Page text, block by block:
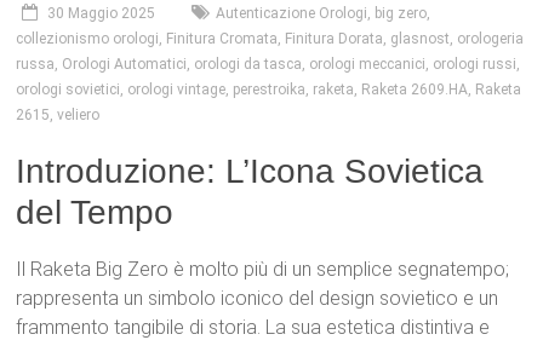
30 Maggio 2025 Autenticazione Orologi, big zero,
collezionismo orologi, Finitura Cromata, Finitura Dorata, glasnost, orologeria
russa, Orologi Automatici, orologi da tasca, orologi meccanici, orologi russi,
orologi sovietici, orologi vintage, perestroika, raketa, Raketa 2609.HA, Raketa
2615,veliero
Introduzione: L’Icona Sovietica
del Tempo
Il Raketa Big Zero è molto più di un semplice segnatempo;
rappresenta un simbolo iconico del design sovietico e un
frammento tangibile di storia. La sua estetica distintiva e